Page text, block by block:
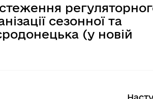
сезонної та
(у новій